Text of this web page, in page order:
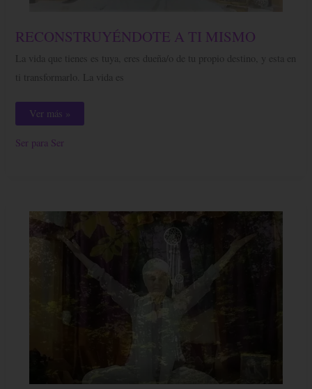
RECONSTRUYÉNDOTE A TI MISMO
La vida que tienes es tuya, eres dueña/o de tu propio destino, y esta en
ti transformarlo. La vida es
RECONSTRUYÉNDOTE
A
MISMO
Ver más »
Ser para Ser